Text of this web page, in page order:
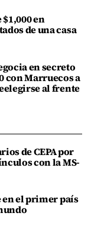
en
de una casa
en secreto
con Marruecos a
al frente
de CEPA por
con la MS-
en el primer país